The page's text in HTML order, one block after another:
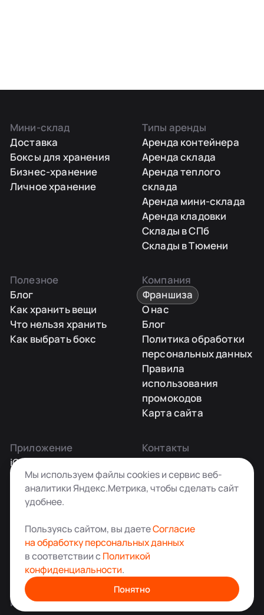
Мини-склад
Доставка
Боксы для хранения
Бизнес-хранение
Личное хранение
Типы аренды
Аренда контейнера
Аренда склада
Аренда теплого
склада
Аренда мини-склада
Аренда кладовки
Склады в СПб
Склады в Тюмени
Полезное
Блог
Как хранить вещи
Что нельзя хранить
Как выбрать бокс
Компания
Франшиза
О нас
Блог
Политика обработки
персональных данных
Правила
использования
промокодов
Карта сайта
Приложение
iOS
Android
Контакты
Заказать звонок
+7 495 181-55-45
info@kladovkin.ru
Аренда склада для хранения вещей в Москве
© ООО «Кладовкин» 2026. Все права защищены
ИНН:7100007940 ОГРН:1217100007805
Мы используем файлы cookies и сервис веб-
аналитики Яндекс.Метрика, чтобы сделать сайт
удобнее.
Пользуясь сайтом, вы даетеСогласие
на обработку персональных данных
в соответствии с Политикой
конфиденциальности.
Понятно